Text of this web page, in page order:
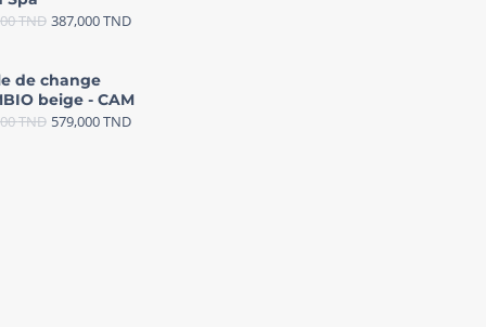
TND 387,000TND
de change
beige - CAM
TND 579,000TND